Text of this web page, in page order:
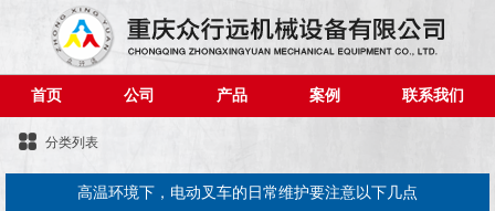
首页 公司 产品 案例 联系我们
分类列表
高温环境下，电动叉车的日常维护要注意以下几点